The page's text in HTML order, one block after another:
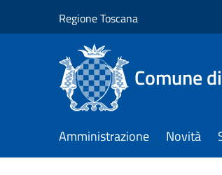
Regione Toscana
Comune
Amministrazione Novità